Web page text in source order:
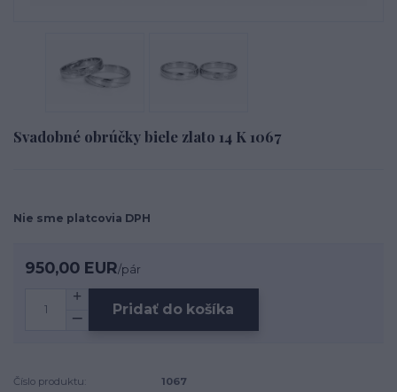
Svadobné obrúčky biele zlato 14 K 1067
Nie sme platcovia DPH
950,00 EUR/pár
Pridať do košíka
Číslo produktu:
1067